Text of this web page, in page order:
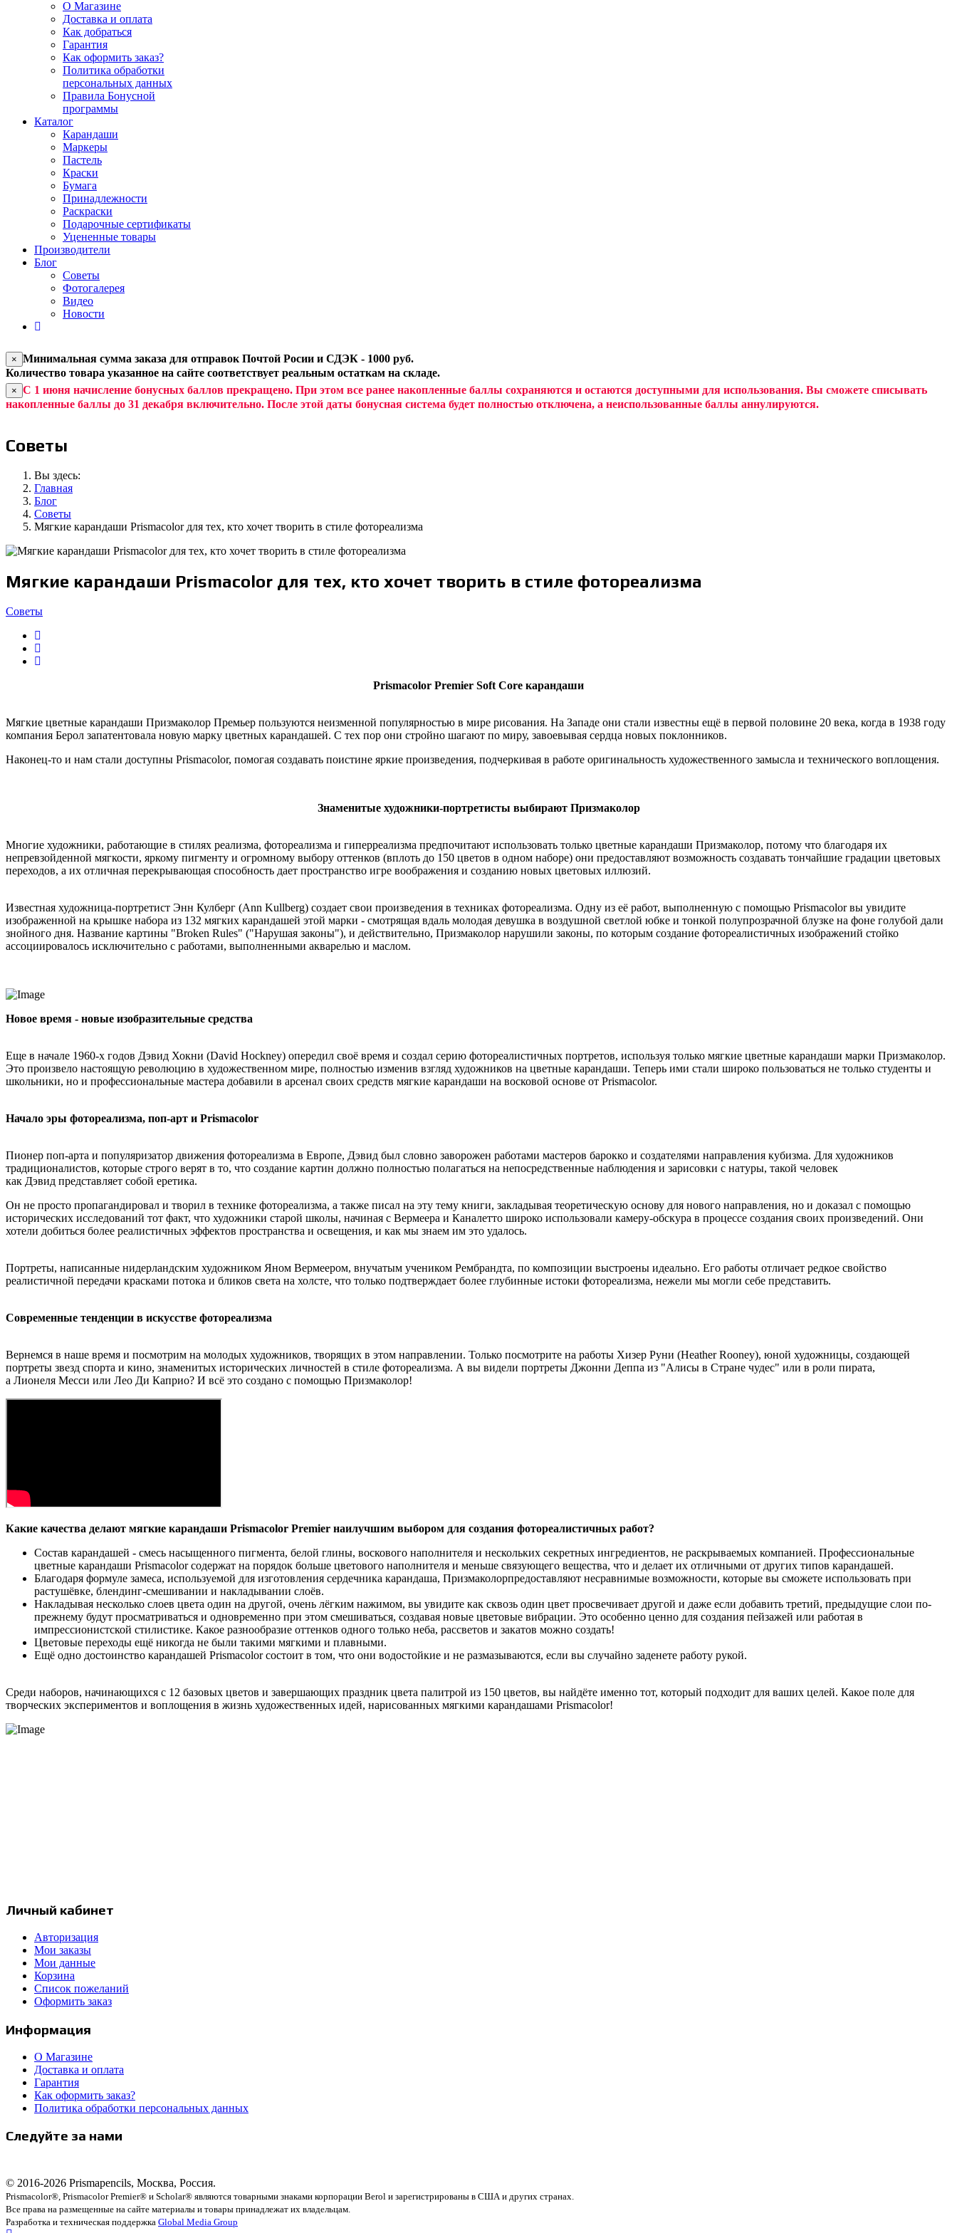
О Магазине
Доставка и оплата
Как добраться
Гарантия
Как оформить заказ?
Политика обработки
персональных данных
Правила Бонусной
программы
Каталог
Карандаши
Маркеры
Пастель
Краски
Бумага
Принадлежности
Раскраски
Подарочные сертификаты
Уцененные товары
Производители
Блог
Советы
Фотогалерея
Видео
Новости
× Минимальная сумма заказа для отправок Почтой Росии и СДЭК - 1000 руб.
Количество товара указанное на сайте соответствует реальным остаткам на складе.
× С 1 июня начисление бонусных баллов прекращено. При этом все ранее накопленные баллы сохраняются и остаются доступными для использования. Вы сможете списывать
накопленные баллы до 31 декабря включительно. После этой даты бонусная система будет полностью отключена, а неиспользованные баллы аннулируются.
Советы
Вы здесь:
Главная
Блог
Советы
Мягкие карандаши Prismacolor для тех, кто хочет творить в стиле фотореализма
Мягкие карандаши Prismacolor для тех, кто хочет творить в стиле фотореализма
Советы
Prismacolor Prеmier Soft Core карандаши
Мягкие цветные карандаши Призмаколор Премьер пользуются неизменной популярностью в мире рисования. На Западе они стали известны ещё в первой половине 20 века, когда в 1938 году
компания Берол запатентовала новую марку цветных карандашей. С тех пор они стройно шагают по миру, завоевывая сердца новых поклонников.
Наконец-то и нам стали доступны Prismacolor, помогая создавать поистине яркие произведения, подчеркивая в работе оригинальность художественного замысла и технического воплощения.
Знаменитые художники-портретисты выбирают Призмаколор
Многие художники, работающие в стилях реализма, фотореализма и гиперреализма предпочитают использовать только цветные карандаши Призмаколор, потому что благодаря их
непревзойденной мягкости, яркому пигменту и огромному выбору оттенков (вплоть до 150 цветов в одном наборе) они предоставляют возможность создавать тончайшие градации цветовых
переходов, а их отличная перекрывающая способность дает пространство игре воображения и созданию новых цветовых иллюзий.
Известная художница-портретист Энн Кулберг (Ann Kullberg) создает свои произведения в техниках фотореализма. Одну из её работ, выполненную с помощью Prismacolorвы увидите
изображенной на крышке набора из 132 мягких карандашей этой марки - смотрящая вдаль молодая девушка в воздушной светлой юбке и тонкой полупрозрачной блузке на фоне голубой дали
знойного дня. Название картины "Broken Rules" ("Нарушая законы"), и действительно, Призмаколор нарушили законы, по которым создание фотореалистичных изображений стойко
ассоциировалось исключительно с работами, выполненными акварелью и маслом.
Новое время - новые изобразительные средства
Еще в начале 1960-х годов Дэвид Хокни (David Hockney) опередил своё время и создал серию фотореалистичных портретов, используя только мягкие цветные карандаши марки Призмаколор.
Это произвело настоящую революцию в художественном мире, полностью изменив взгляд художников на цветные карандаши. Теперь ими стали широко пользоваться не только студенты и
школьники, но и профессиональные мастера добавили в арсенал своих средств мягкие карандаши на восковой основе от Prismacolor.
Начало эры фотореализма, поп-арт и Prismacolor
Пионер поп-арта и популяризатор движения фотореализма в Европе, Дэвид был словно заворожен работами мастеров барокко и создателями направления кубизма. Для художников
традиционалистов, которые строго верят в то, что создание картин должно полностью полагаться на непосредственные наблюдения и зарисовки с натуры, такой человек
как Дэвид представляет собой еретика.
Он не просто пропагандировал и творил в технике фотореализма, а также писал на эту тему книги, закладывая теоретическую основу для нового направления, но и доказал с помощью
исторических исследований тот факт, что художники старой школы, начиная с Вермеера и Каналетто широко использовали камеру-обскура в процессе создания своих произведений. Они
хотели добиться более реалистичных эффектов пространства и освещения, и как мы знаем им это удалось.
Портреты, написанные нидерландским художником Яном Вермеером, внучатым учеником Рембрандта, по композиции выстроены идеально. Его работы отличает редкое свойство
реалистичной передачи красками потока и бликов света на холсте, что только подтверждает более глубинные истоки фотореализма, нежели мы могли себе представить.
Современные тенденции в искусстве фотореализма
Вернемся в наше время и посмотрим на молодых художников, творящих в этом направлении. Только посмотрите на работы Хизер Руни (Heather Rooney), юной художницы, создающей
портреты звезд спорта и кино, знаменитых исторических личностей в стиле фотореализма. А вы видели портреты Джонни Деппа из "Алисы в Стране чудес" или в роли пирата,
а Лионеля Месси или Лео Ди Каприо? И всё это создано с помощью Призмаколор!
Какие качества делают мягкие карандаши Prismacolor Premier наилучшим выбором для создания фотореалистичных работ?
Состав карандашей - смесь насыщенного пигмента, белой глины, воскового наполнителя и нескольких секретных ингредиентов, не раскрываемых компанией. Профессиональные
цветные карандаши Prismacolorсодержат на порядок больше цветового наполнителя и меньше связующего вещества, что и делает их отличными от других типов карандашей.
Благодаря формуле замеса, используемой для изготовления сердечника карандаша, Призмаколорпредоставляют несравнимые возможности, которые вы сможете использовать при
растушёвке, блендинг-смешивании и накладывании слоёв.
Накладывая несколько слоев цвета один на другой, очень лёгким нажимом, вы увидите как сквозь один цвет просвечивает другой и даже если добавить третий, предыдущие слои по-
прежнему будут просматриваться и одновременно при этом смешиваться, создавая новые цветовые вибрации. Это особенно ценно для создания пейзажей или работая в
импрессионистской стилистике. Какое разнообразие оттенков одного только неба, рассветов и закатов можно создать!
Цветовые переходы ещё никогда не были такими мягкими и плавными.
Ещё одно достоинство карандашей Prismacolorсостоит в том, что они водостойкие и не размазываются, если вы случайно заденете работу рукой.
Среди наборов, начинающихся с 12 базовых цветов и завершающих праздник цвета палитрой из 150 цветов, вы найдёте именно тот, который подходит для ваших целей. Какое поле для
творческих экспериментов и воплощения в жизнь художественных идей, нарисованных мягкими карандашами Prismacolor!
Личный кабинет
Авторизация
Мои заказы
Мои данные
Корзина
Список пожеланий
Оформить заказ
Информация
О Магазине
Доставка и оплата
Гарантия
Как оформить заказ?
Политика обработки персональных данных
Следуйте за нами
© 2016-2026 Prismapencils, Москва, Россия.
Prismacolor®, Prismacolor Premier® и Scholar® являются товарными знаками корпорации Berol и зарегистрированы в США и других странах.
Все права на размещенные на сайте материалы и товары принадлежат их владельцам.
Разработка и техническая поддержка Global Media Group